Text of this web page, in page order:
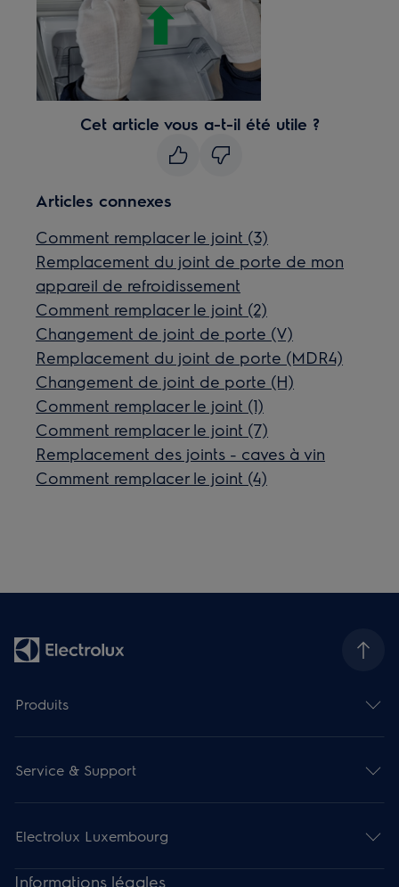
Cet article vous a-t-il été utile ?
Articles connexes
Comment remplacer le joint (3)
Remplacement du joint de porte de mon
appareil de refroidissement
Comment remplacer le joint (2)
Changement de joint de porte (V)
Remplacement du joint de porte (MDR4)
Changement de joint de porte (H)
Comment remplacer le joint (1)
Comment remplacer le joint (7)
Remplacement des joints - caves à vin
Comment remplacer le joint (4)
Produits
Service & Support
Electrolux Luxembourg
Informations légales